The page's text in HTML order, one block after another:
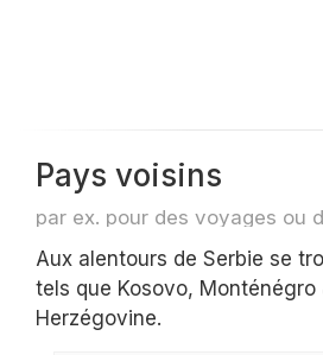
Pays voisins
par ex. pour des voyages ou
Aux alentours de Serbie se
tels que Kosovo, Monténégro
Herzégovine.